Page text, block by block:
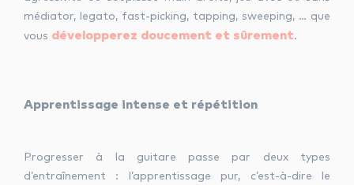
médiator, legato, fast-picking, tapping, sweeping, … que
vous développerez doucement et sûrement.
Apprentissage intense et répétition
Progresser à la guitare passe par deux types
d’entraînement : l’apprentissage pur, c’est-à-dire le